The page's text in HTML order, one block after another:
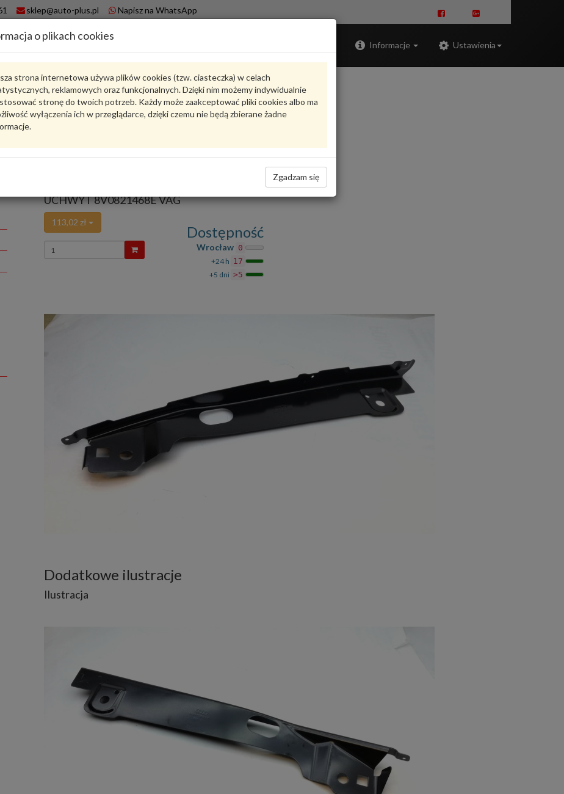
sklep@auto-plus.pl Napisz na WhatsApp
Informacje Ustawienia
o plikach cookies
strona internetowa używa plików cookies (tzw. ciasteczka) w celach
reklamowych oraz funkcjonalnych. Dzięki nim możemy indywidualnie
stronę do twoich potrzeb. Każdy może zaakceptować pliki cookies albo ma
wyłączenia ich w przeglądarce, dzięki czemu nie będą zbierane żadne
Zgadzam się
Karta produktu
VAG - produkt oryginalny VW AUDI SEAT SKODA
UCHWYT 8V0821468E VAG
113,02 zł
Wprowadź
ilość
Dostępność
Wrocław 0
+24 h 17
+5 dni >5
Dodatkowe ilustracje
Ilustracja